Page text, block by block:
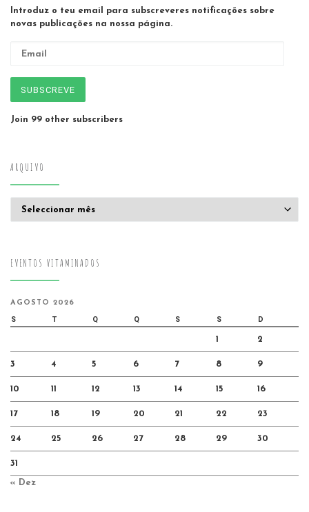
Introduz o teu email para subscreveres notificações sobre
novas publicações na nossa página.
SUBSCREVE
Join 99 other subscribers
ARQUIVO
EVENTOS VITAMINADOS
AGOSTO 2026
S T Q Q S S D
1 2
3 4 5 6 7 8 9
10 11 12 13 14 15 16
17 18 19 20 21 22 23
24 25 26 27 28 29 30
31
« Dez